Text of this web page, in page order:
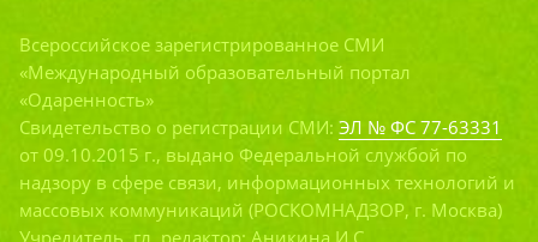
Всероссийское зарегистрированное СМИ
«Международный образовательный портал
«Одаренность»
Свидетельство о регистрации СМИ: ЭЛ № ФС 77-63331
от 09.10.2015 г., выдано Федеральной службой по
надзору в сфере связи, информационных технологий и
массовых коммуникаций (РОСКОМНАДЗОР, г. Москва)